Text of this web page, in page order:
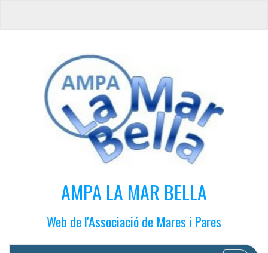
AMPA LA MAR BELLA
Web de l'Associació de Mares i Pares